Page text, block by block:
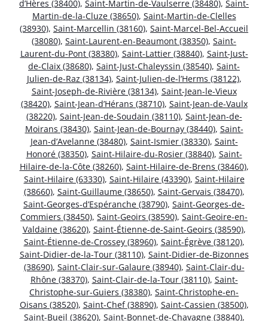
d’Hères (38400), Saint-Martin-de-Vaulserre (38480), Saint-
Martin-de-la-Cluze (38650), Saint-Martin-de-Clelles
(38930), Saint-Marcellin (38160), Saint-Marcel-Bel-Accueil
(38080), Saint-Laurent-en-Beaumont (38350), Saint-
Laurent-du-Pont (38380), Saint-Lattier (38840), Saint-Just-
de-Claix (38680), Saint-Just-Chaleyssin (38540), Saint-
Julien-de-Raz (38134), Saint-Julien-de-l’Herms (38122),
Saint-Joseph-de-Rivière (38134), Saint-Jean-le-Vieux
(38420), Saint-Jean-d’Hérans (38710), Saint-Jean-de-Vaulx
(38220), Saint-Jean-de-Soudain (38110), Saint-Jean-de-
Moirans (38430), Saint-Jean-de-Bournay (38440), Saint-
Jean-d’Avelanne (38480), Saint-Ismier (38330), Saint-
Honoré (38350), Saint-Hilaire-du-Rosier (38840), Saint-
Hilaire-de-la-Côte (38260), Saint-Hilaire-de-Brens (38460),
Saint-Hilaire (63330), Saint-Hilaire (43390), Saint-Hilaire
(38660), Saint-Guillaume (38650), Saint-Gervais (38470),
Saint-Georges-d’Espéranche (38790), Saint-Georges-de-
Commiers (38450), Saint-Geoirs (38590), Saint-Geoire-en-
Valdaine (38620), Saint-Étienne-de-Saint-Geoirs (38590),
Saint-Étienne-de-Crossey (38960), Saint-Égrève (38120),
Saint-Didier-de-la-Tour (38110), Saint-Didier-de-Bizonnes
(38690), Saint-Clair-sur-Galaure (38940), Saint-Clair-du-
Rhône (38370), Saint-Clair-de-la-Tour (38110), Saint-
Christophe-sur-Guiers (38380), Saint-Christophe-en-
Oisans (38520), Saint-Chef (38890), Saint-Cassien (38500),
Saint-Bueil (38620), Saint-Bonnet-de-Chavagne (38840),